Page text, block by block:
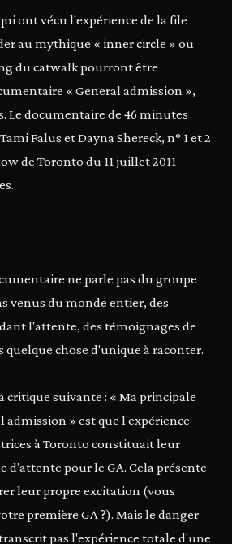
ont vécu l'expérience de la file
au mythique « inner circle » ou
du catwalk pourront être
« General admission »,
Le documentaire de 46 minutes
Falus et Dayna Shereck, n° 1 et 2
de Toronto du 11 juillet 2011
ne parle pas du groupe
venus du monde entier, des
l'attente, des témoignages de
quelque chose d'unique à raconter.
critique suivante : « Ma principale
admission » est que l'expérience
à Toronto constituait leur
d'attente pour le GA. Cela présente
leur propre excitation (vous
première GA ?). Mais le danger
pas l'expérience totale d'une